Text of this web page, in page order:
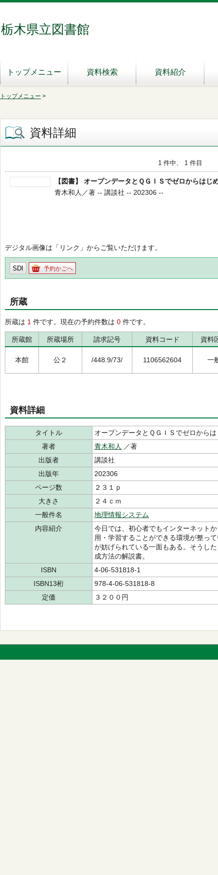
栃木県立図書館
トップメニュー 資料検索 資料紹介
トップメニュー >
資料詳細
1 件中、 1 件目
【図書】 オープンデータとＱＧＩＳでゼロからはじ
青木和人／著 -- 講談社 -- 202306 --
デジタル画像は「リンク」からご覧いただけます。
SDI 予約かごへ
所蔵
所蔵は 1 件です。現在の予約件数は 0 件です。
所蔵館 所蔵場所 請求記号 資料コード 資料
本館 公２ /448.9/73/ 1106562604 一
資料詳細
タイトル
オープンデータとＱＧＩＳでゼロから
著者
青木和人
／著
出版者
講談社
出版年
202306
ページ数
２３１ｐ
大きさ
２４ｃｍ
一般件名
地理情報システム
内容紹介
今日では、初心者でもインターネット
用・学習することができる環境が整っ
が妨げられている一面もある。そうし
成方法の解説書。
ISBN
4-06-531818-1
ISBN13桁
978-4-06-531818-8
定価
３２００円